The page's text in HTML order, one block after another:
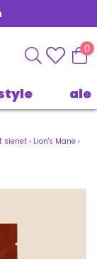
0
ale
sienet› Lion's Mane ›